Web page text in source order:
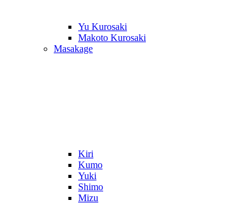
Yu Kurosaki
Makoto Kurosaki
Masakage
Kiri
Kumo
Yuki
Shimo
Mizu